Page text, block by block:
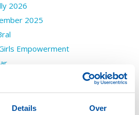
Details Over
2026
2025
Empowerment
Run